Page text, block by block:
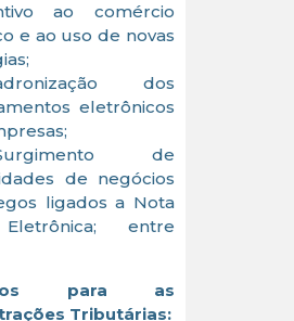
ao comércio
e ao uso de novas
dos
eletrônicos
de
de negócios
ligados a Nota
entre
para as
Tributárias: